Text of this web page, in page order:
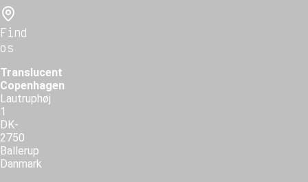
Find
os
Translucent
Copenhagen
Lautruphøj
1
DK-
2750
Ballerup
Danmark